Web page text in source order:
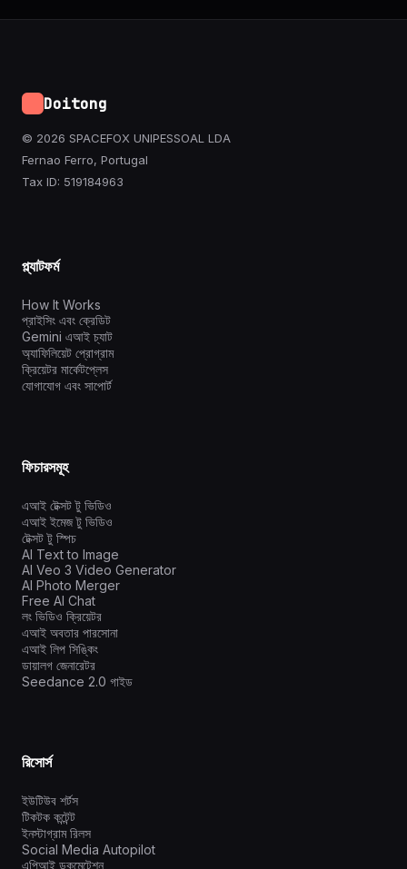
Doitong
© 2026 SPACEFOX UNIPESSOAL LDA
Fernao Ferro, Portugal
Tax ID: 519184963
প্ল্যাটফর্ম
How It Works
প্রাইসিং এবং ক্রেডিট
Gemini এআই চ্যাট
অ্যাফিলিয়েট প্রোগ্রাম
ক্রিয়েটর মার্কেটপ্লেস
যোগাযোগ এবং সাপোর্ট
ফিচারসমূহ
এআই টেক্সট টু ভিডিও
এআই ইমেজ টু ভিডিও
টেক্সট টু স্পিচ
AI Text to Image
AI Veo 3 Video Generator
AI Photo Merger
Free AI Chat
লং ভিডিও ক্রিয়েটর
এআই অবতার পারসোনা
এআই লিপ সিঙ্কিং
ডায়ালগ জেনারেটর
Seedance 2.0 গাইড
রিসোর্স
ইউটিউব শর্টস
টিকটক কন্টেন্ট
ইনস্টাগ্রাম রিলস
Social Media Autopilot
এপিআই ডকুমেন্টেশন